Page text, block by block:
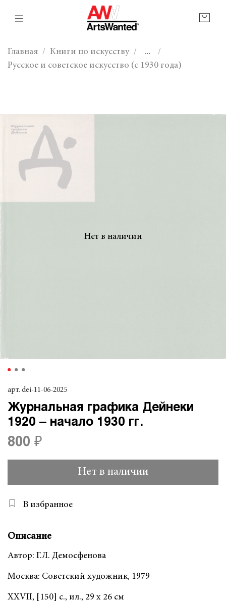
Главная Книги по искусству
...
Русское и советское искусство (с 1930 года)
Нет в наличии
арт. dei-11-06-2025
Журнальная графика Дейнеки
1920 – начало 1930 гг.
800 ₽
Нет в наличии
В избранное
Описание
Автор: Г.Л. Демосфенова
Москва: Советский художник, 1979
XXVII, [150] с., ил., 29 х 26 см